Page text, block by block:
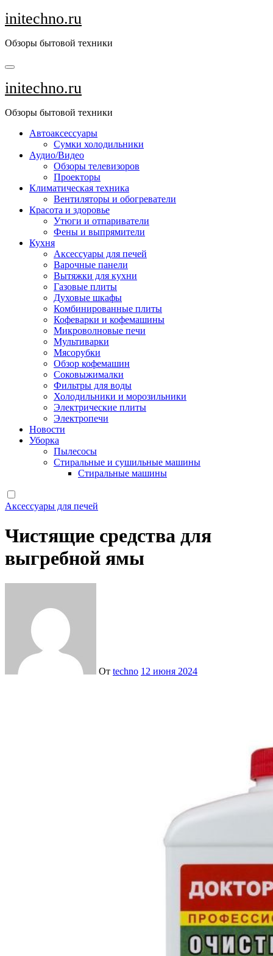
Перейти
к
initechno.ru
Обзоры бытовой техники
initechno.ru
Обзоры бытовой техники
Автоаксессуары
Сумки холодильники
Аудио/Видео
Обзоры телевизоров
Проекторы
Климатическая техника
Вентиляторы и обогреватели
Красота и здоровье
Утюги и отпариватели
Фены и выпрямители
Кухня
Аксессуары для печей
Варочные панели
Вытяжки для кухни
Газовые плиты
Духовые шкафы
Комбинированные плиты
Кофеварки и кофемашины
Микроволновые печи
Мультиварки
Мясорубки
Обзор кофемашин
Соковыжималки
Фильтры для воды
Холодильники и морозильники
Электрические плиты
Электропечи
Новости
Уборка
Пылесосы
Стиральные и сушильные машины
Стиральные машины
Аксессуары для печей
Чистящие средства для
выгребной ямы
От techno 12 июня 2024